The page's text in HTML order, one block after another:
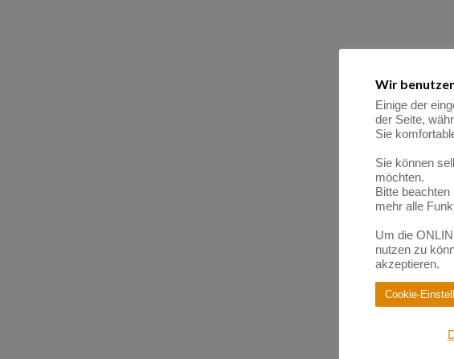
Wir
Einige der
der Seite,
Sie
Sie können
möchten.
Bitte
mehr alle
Um die
nutzen zu
akzeptieren.
Cookie-